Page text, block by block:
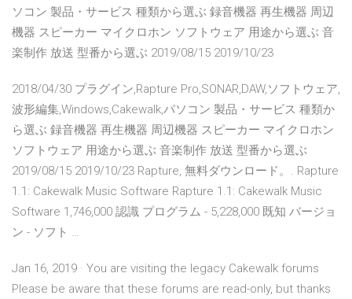
ソコン 製品・サービス 種類から選ぶ 録音機器 再生機器 周辺
機器 スピーカー マイクロホン ソフトウェア 用途から選ぶ 音
楽制作 放送 型番から選ぶ 2019/08/15 2019/10/23
2018/04/30 プラグイン,Rapture Pro,SONAR,DAW,ソフトウェア,
波形編集,Windows,Cakewalk,パソコン 製品・サービス 種類か
ら選ぶ 録音機器 再生機器 周辺機器 スピーカー マイクロホン
ソフトウェア 用途から選ぶ 音楽制作 放送 型番から選ぶ
2019/08/15 2019/10/23 Rapture, 無料ダウンロード。. Rapture
1.1: Cakewalk Music Software Rapture 1.1: Cakewalk Music
Software 1,746,000 認識 プログラム - 5,228,000 既知 バージョ
ン - ソフト …
Jan 16, 2019 · You are visiting the legacy Cakewalk forums
Please be aware that these forums are read-only, but thanks